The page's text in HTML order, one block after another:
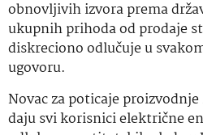
obnovljivih izvora prema
ukupnih prihoda od prodaje
diskreciono odlučuje u
ugovoru.
Novac za poticaje
daju svi korisnici električne